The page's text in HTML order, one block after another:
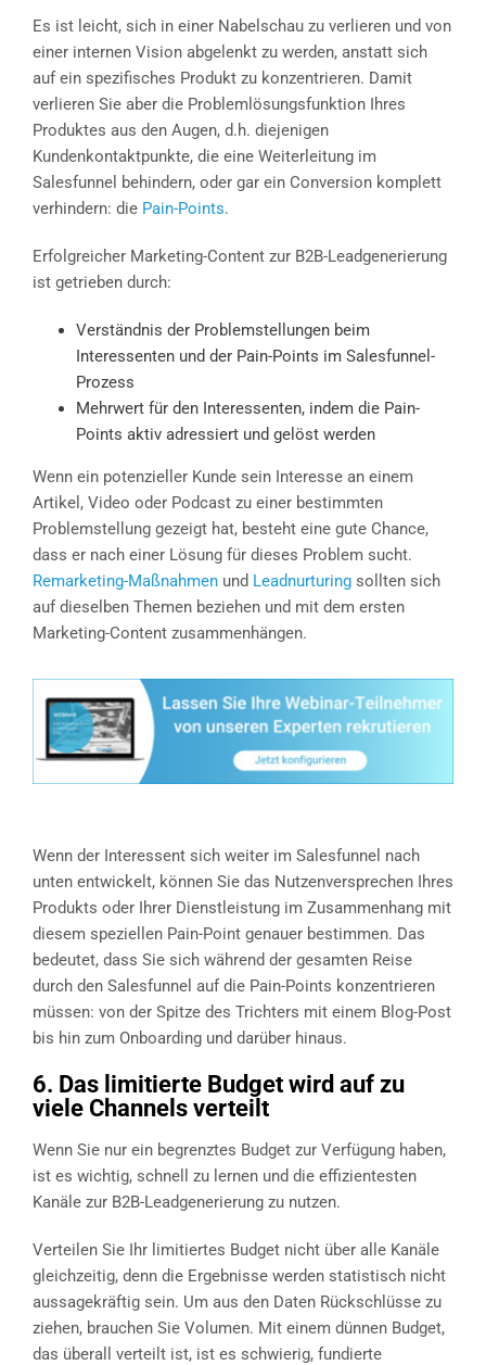
Es ist leicht, sich in einer Nabelschau zu verlieren und von
einer internen Vision abgelenkt zu werden, anstatt sich
auf ein spezifisches Produkt zu konzentrieren. Damit
verlieren Sie aber die Problemlösungsfunktion Ihres
Produktes aus den Augen, d.h. diejenigen
Kundenkontaktpunkte, die eine Weiterleitung im
Salesfunnel behindern, oder gar ein Conversion komplett
verhindern: die Pain-Points.
Erfolgreicher Marketing-Content zur B2B-Leadgenerierung
ist getrieben durch:
Verständnis der Problemstellungen beim
Interessenten und der Pain-Points im Salesfunnel-
Prozess
Mehrwert für den Interessenten, indem die Pain-
Points aktiv adressiert und gelöst werden
Wenn ein potenzieller Kunde sein Interesse an einem
Artikel, Video oder Podcast zu einer bestimmten
Problemstellung gezeigt hat, besteht eine gute Chance,
dass er nach einer Lösung für dieses Problem sucht.
Remarketing-Maßnahmen und Leadnurturing sollten sich
auf dieselben Themen beziehen und mit dem ersten
Marketing-Content zusammenhängen.
Wenn der Interessent sich weiter im Salesfunnel nach
unten entwickelt, können Sie das Nutzenversprechen Ihres
Produkts oder Ihrer Dienstleistung im Zusammenhang mit
diesem speziellen Pain-Point genauer bestimmen. Das
bedeutet, dass Sie sich während der gesamten Reise
durch den Salesfunnel auf die Pain-Points konzentrieren
müssen: von der Spitze des Trichters mit einem Blog-Post
bis hin zum Onboarding und darüber hinaus.
6. Das limitierte Budget wird auf zu
viele Channels verteilt
Wenn Sie nur ein begrenztes Budget zur Verfügung haben,
ist es wichtig, schnell zu lernen und die effizientesten
Kanäle zur B2B-Leadgenerierung zu nutzen.
Verteilen Sie Ihr limitiertes Budget nicht über alle Kanäle
gleichzeitig, denn die Ergebnisse werden statistisch nicht
aussagekräftig sein. Um aus den Daten Rückschlüsse zu
ziehen, brauchen Sie Volumen. Mit einem dünnen Budget,
das überall verteilt ist, ist es schwierig, fundierte